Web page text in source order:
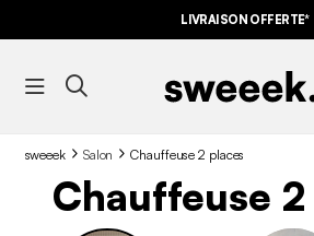
LIVRAISON OFFERTE*
sweeek Salon Chauffeuse 2 places
Chauffeuse